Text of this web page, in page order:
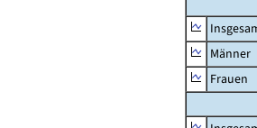
Männer
Frauen